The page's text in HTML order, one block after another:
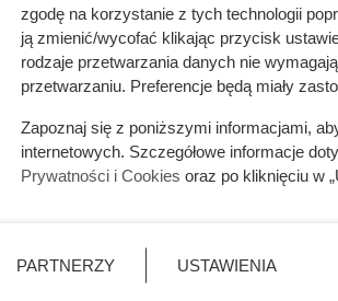
ujawnili pochodzenie mięsa z Dino.
zgodę na korzystanie z tych technologii
ją zmienić/wycofać klikając przycisk
rodzaje przetwarzania danych nie
przetwarzaniu. Preferencje będą miały
Zapoznaj się z poniższymi informacjami,
internetowych. Szczegółowe informacje
Prywatności i Cookies oraz po kliknięciu w
PARTNERZY USTAWIENIA